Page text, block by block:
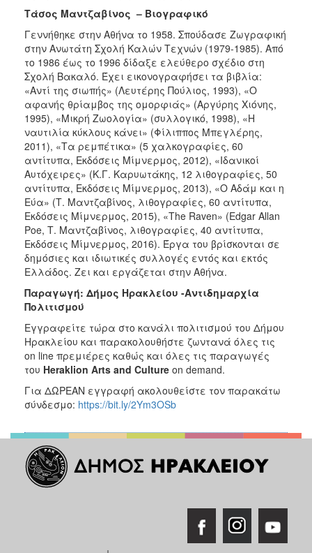
Τάσος Μαντζαβίνος – Βιογραφικό
Γεννήθηκε στην Αθήνα το 1958. Σπούδασε Ζωγραφική
στην Ανωτάτη Σχολή Καλών Τεχνών (1979-1985). Από
το 1986 έως το 1996 δίδαξε ελεύθερο σχέδιο στη
Σχολή Βακαλό. Έχει εικονογραφήσει τα βιβλία:
«Αντί της σιωπής» (Λευτέρης Πούλιος, 1993), «Ο
αφανής θρίαμβος της ομορφιάς» (Αργύρης Χιόνης,
1995), «Μικρή Ζωολογία» (συλλογικό, 1998), «Η
ναυτιλία κύκλους κάνει» (Φίλιππος Μπεγλέρης,
2011), «Τα ρεμπέτικα» (5 χαλκογραφίες, 60
αντίτυπα, Εκδόσεις Μίμνερμος, 2012), «Ιδανικοί
Αυτόχειρες» (Κ.Γ. Καρυωτάκης, 12 λιθογραφίες, 50
αντίτυπα, Εκδόσεις Μίμνερμος, 2013), «Ο Αδάμ και η
Εύα» (Τ. Μαντζαβίνος, λιθογραφίες, 60 αντίτυπα,
Εκδόσεις Μίμνερμος, 2015), «The Raven» (Edgar Allan
Poe, Τ. Μαντζαβίνος, λιθογραφίες, 40 αντίτυπα,
Εκδόσεις Μίμνερμος, 2016). Έργα του βρίσκονται σε
δημόσιες και ιδιωτικές συλλογές εντός και εκτός
Ελλάδος. Ζει και εργάζεται στην Αθήνα.
Παραγωγή: Δήμος Ηρακλείου -Αντιδημαρχία
Πολιτισμού
Εγγραφείτε τώρα στο κανάλι πολιτισμού του Δήμου
Ηρακλείου και παρακολουθήστε ζωντανά όλες τις
on line πρεμιέρες καθώς και όλες τις παραγωγές
του Heraklion Arts and Culture on demand.
Για ΔΩΡΕΑΝ εγγραφή ακολουθείστε τον παρακάτω
σύνδεσμο: https://bit.ly/2Ym3OSb